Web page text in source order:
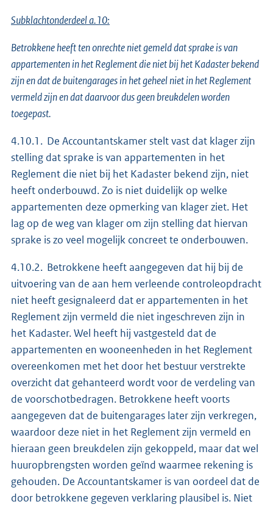
Subklachtonderdeel a.10:
Betrokkene heeft ten onrechte niet gemeld dat sprake is van
appartementen in het Reglement die niet bij het Kadaster bekend
zijn en dat de buitengarages in het geheel niet in het Reglement
vermeld zijn en dat daarvoor dus geen breukdelen worden
toegepast.
4.10.1. De Accountantskamer stelt vast dat klager zijn
stelling dat sprake is van appartementen in het
Reglement die niet bij het Kadaster bekend zijn, niet
heeft onderbouwd. Zo is niet duidelijk op welke
appartementen deze opmerking van klager ziet. Het
lag op de weg van klager om zijn stelling dat hiervan
sprake is zo veel mogelijk concreet te onderbouwen.
4.10.2. Betrokkene heeft aangegeven dat hij bij de
uitvoering van de aan hem verleende controleopdracht
niet heeft gesignaleerd dat er appartementen in het
Reglement zijn vermeld die niet ingeschreven zijn in
het Kadaster. Wel heeft hij vastgesteld dat de
appartementen en wooneenheden in het Reglement
overeenkomen met het door het bestuur verstrekte
overzicht dat gehanteerd wordt voor de verdeling van
de voorschotbedragen. Betrokkene heeft voorts
aangegeven dat de buitengarages later zijn verkregen,
waardoor deze niet in het Reglement zijn vermeld en
hieraan geen breukdelen zijn gekoppeld, maar dat wel
huuropbrengsten worden geïnd waarmee rekening is
gehouden. De Accountantskamer is van oordeel dat de
door betrokkene gegeven verklaring plausibel is. Niet